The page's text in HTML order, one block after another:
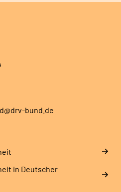
bund.de
in Deutscher